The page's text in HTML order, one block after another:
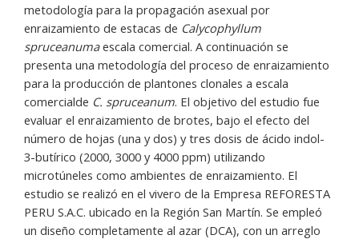
metodología para la propagación asexual por
enraizamiento de estacas de Calycophyllum
spruceanumaescala comercial. A continuación se
presenta una metodología del proceso de enraizamiento
para la producción de plantones clonales a escala
comercialde C. spruceanum. El objetivo del estudio fue
evaluar el enraizamiento de brotes, bajo el efecto del
número de hojas (una y dos) y tres dosis de ácido indol-
3-butírico (2000, 3000 y 4000 ppm) utilizando
microtúneles como ambientes de enraizamiento. El
estudio se realizó en el vivero de la Empresa REFORESTA
PERU S.A.C. ubicado en la Región San Martín. Se empleó
un diseño completamente al azar (DCA), con un arreglo